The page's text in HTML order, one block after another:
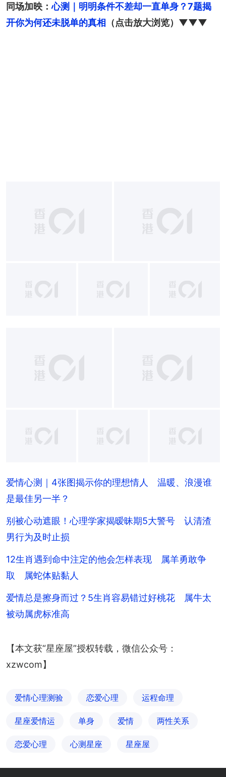
同场加映：心测｜明明条件不差却一直单身？7题揭
开你为何还未脱单的真相
（点击放大浏览）▼▼▼
+5
爱情心测｜4张图揭示你的理想情人 温暖、浪漫谁
是最佳另一半？
别被心动遮眼！心理学家揭暧昧期5大警号 认清渣
男行为及时止损
12生肖遇到命中注定的他会怎样表现 属羊勇敢争
取 属蛇体贴黏人
爱情总是擦身而过？5生肖容易错过好桃花 属牛太
被动属虎标准高
【本文获“星座屋”授权转载，微信公众号：
xzwcom】
爱情心理测验 恋爱心理 运程命理
星座爱情运 单身 爱情 两性关系
恋爱心理 心测星座 星座屋